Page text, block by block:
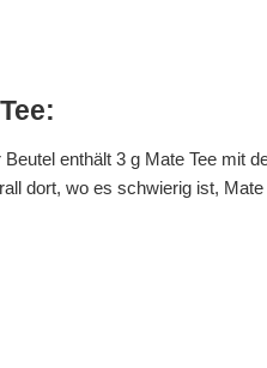
enthält 3 g Mate Tee
dort, wo es schwierig ist,